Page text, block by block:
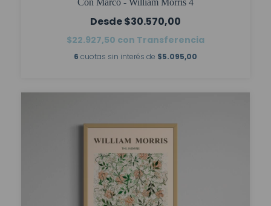
Con Marco - William Morris 4
$30.570,00
$22.927,50 con Transferencia
6 cuotas sin interés de $5.095,00